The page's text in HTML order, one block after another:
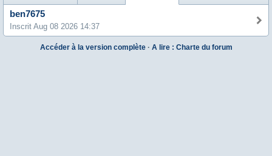
ben7675
Inscrit Aug 08 2026 14:37
Accéder à la version complète· A lire : Charte du forum